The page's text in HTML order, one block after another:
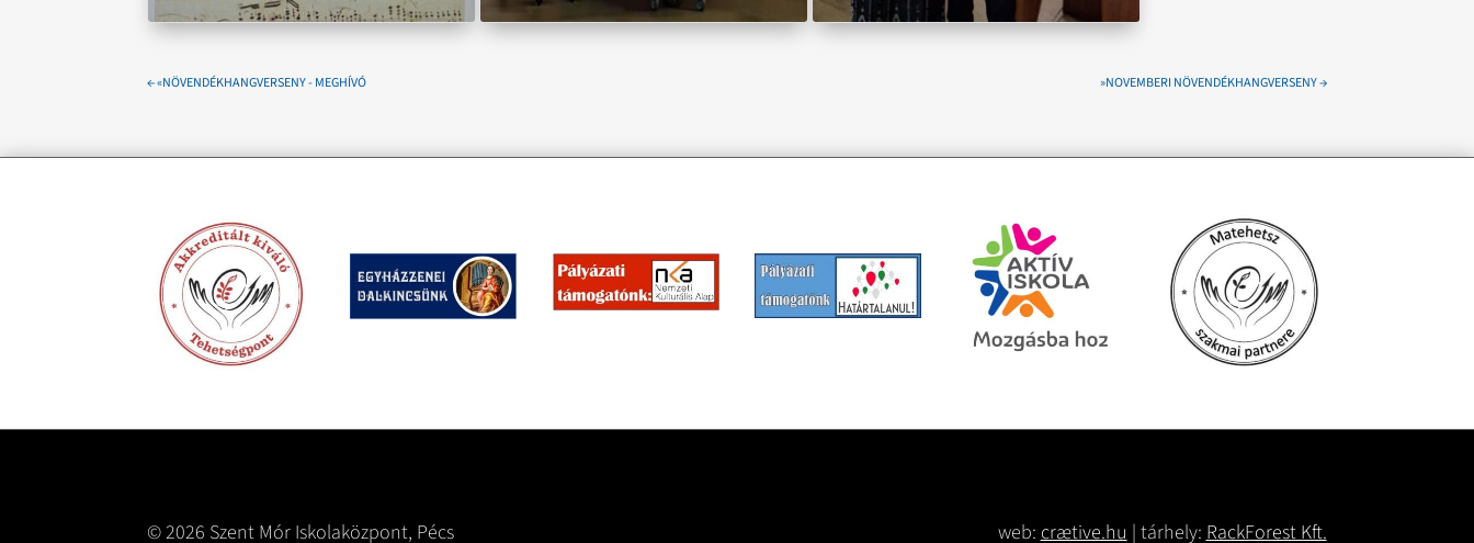
←«NÖVENDÉKHANGVERSENY - MEGHÍVÓ »NOVEMBERI NÖVENDÉKHANGVERSENY→
© 2026 Szent Mór Iskolaközpont, Pécs web:crætive.hu| tárhely:RackForest Kft.